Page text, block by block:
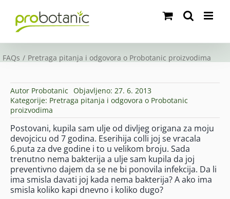
content
FAQs Pretraga pitanja i odgovora o Probotanic proizvodima
Autor Probotanic Objavljeno: 27. 6. 2013
Kategorije: Pretraga pitanja i odgovora o Probotanic
proizvodima
Postovani, kupila sam ulje od divljeg origana za moju
devojcicu od 7 godina. Eserihija colli joj se vracala
6.puta za dve godine i to u velikom broju. Sada
trenutno nema bakterija a ulje sam kupila da joj
preventivno dajem da se ne bi ponovila infekcija. Da li
ima smisla davati joj kada nema bakterija? A ako ima
smisla koliko kapi dnevno i koliko dugo?